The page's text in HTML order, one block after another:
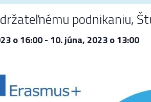
podnikaniu,
o 16:00- 10. júna, 2023 o 13:00